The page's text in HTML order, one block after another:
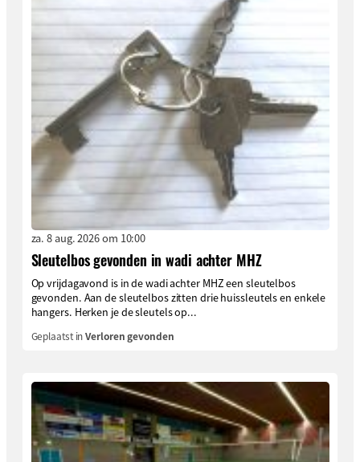
za. 8 aug. 2026 om 10:00
Sleutelbos gevonden in wadi achter MHZ
Op vrijdagavond is in de wadi achter MHZ een sleutelbos
gevonden. Aan de sleutelbos zitten drie huissleutels en enkele
hangers. Herken je de sleutels op...
Geplaatst inVerloren gevonden